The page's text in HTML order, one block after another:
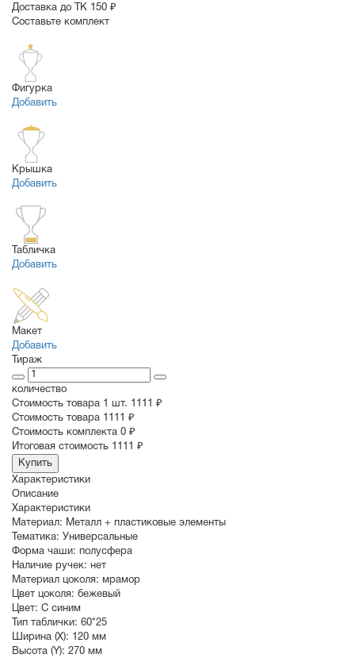
Доставка до ТК 150 ₽
Составьте комплект
Фигурка
Добавить
Крышка
Добавить
Табличка
Добавить
Макет
Добавить
Тираж
количество
Стоимость товара 1 шт. 1111 ₽
Cтоимость товара 1111 ₽
Стоимость комплекта 0 ₽
Итоговая стоимость 1111 ₽
Купить
Характеристики
Описание
Характеристики
Материал: Металл + пластиковые элементы
Тематика: Универсальные
Форма чаши: полусфера
Наличие ручек: нет
Материал цоколя: мрамор
Цвет цоколя: бежевый
Цвет: С синим
Тип таблички: 60*25
Ширина (X): 120 мм
Высота (Y): 270 мм